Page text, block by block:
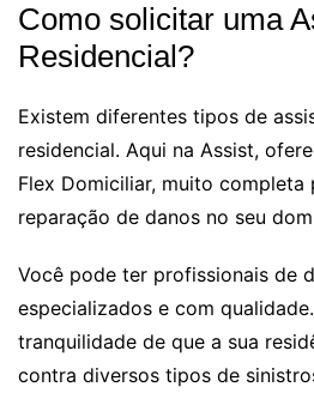
Como solicitar uma
Residencial?
Existem diferentes tipos de
residencial. Aqui na Assist,
Flex Domiciliar, muito completa
reparação de danos no seu
Você pode ter profissionais de
especializados e com
tranquilidade de que a sua
contra diversos tipos de